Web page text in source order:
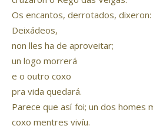
Os encantos, derrotados, dixeron:
Deixádeos,
non lles ha de aproveitar;
un logo morrerá
e o outro coxo
pra vida quedará.
Parece que así foi; un dos homes
coxo mentres vivíu.